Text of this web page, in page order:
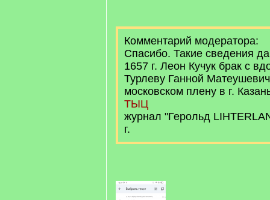
Комментарий модератора:
Спасибо. Такие сведения
1657 г. Леон Кучук брак с
Турлеву Ганной
московском плену в г.
ТЫЦ
журнал "Герольд
г.